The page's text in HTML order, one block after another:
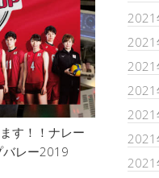
す！！ナレー
バレー2019
2021
2021
2021
2021
2021
2021
2021